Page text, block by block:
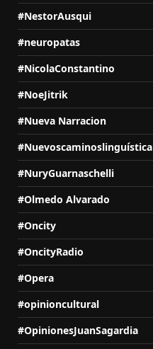
#NestorAusqui
#neuropatas
#NicolaConstantino
#NoeJitrik
#Nueva Narracion
#Nuevoscaminoslinguística
#NuryGuarnaschelli
#Olmedo Alvarado
#Oncity
#OncityRadio
#Opera
#opinioncultural
#OpinionesJuanSagardia